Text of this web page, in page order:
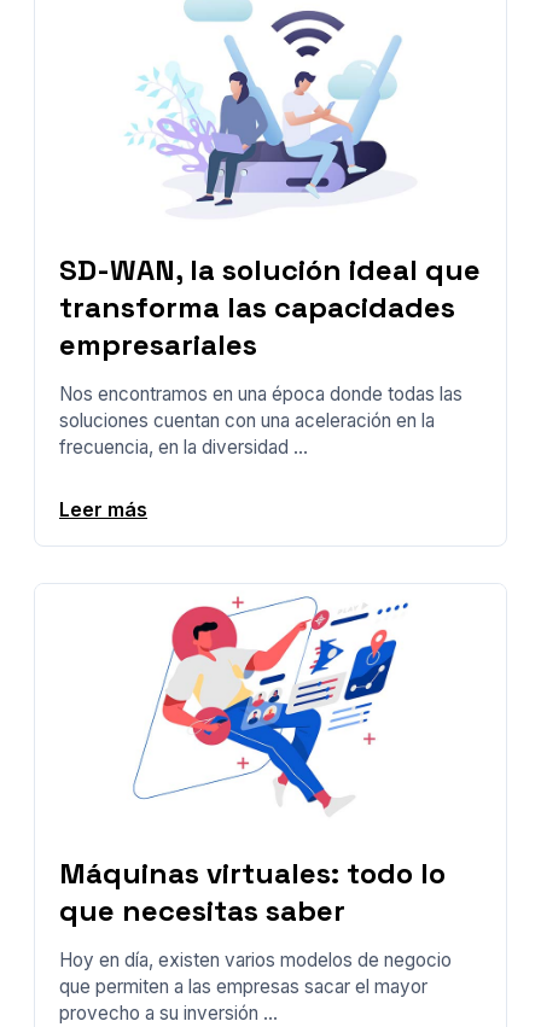
SD-WAN, la solución ideal que
transforma las capacidades
empresariales
Nos encontramos en una época donde todas las
soluciones cuentan con una aceleración en la
frecuencia, en la diversidad ...
Leer más
Máquinas virtuales: todo lo
que necesitas saber
Hoy en día, existen varios modelos de negocio
que permiten a las empresas sacar el mayor
provecho a su inversión ...